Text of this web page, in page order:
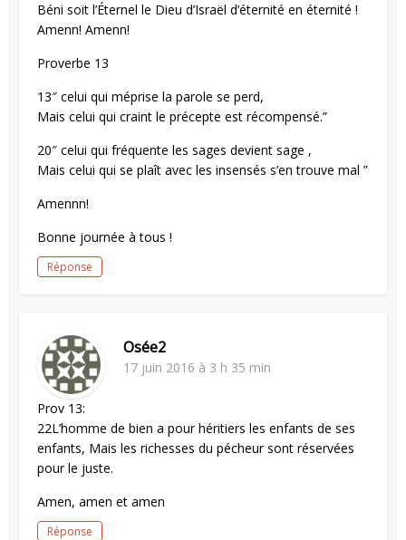
Béni soit l’Éternel le Dieu d’Israël d’éternité en éternité !
Amenn! Amenn!
Proverbe 13
13″ celui qui méprise la parole se perd,
Mais celui qui craint le précepte est récompensé.”
20″ celui qui fréquente les sages devient sage ,
Mais celui qui se plaît avec les insensés s’en trouve mal ”
Amennn!
Bonne journée à tous !
Réponse
Osée2
17 juin 2016 à 3 h 35 min
Prov 13:
22L’homme de bien a pour héritiers les enfants de ses
enfants, Mais les richesses du pécheur sont réservées
pour le juste.
Amen, amen et amen
Réponse